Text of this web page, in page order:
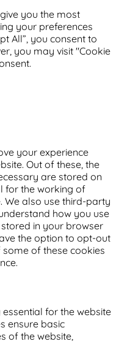
you the most
your preferences
All”, you consent to
you may visit "Cookie
your experience
Out of these, the
are stored on
for the working of
We also use third-party
how you use
in your browser
the option to opt-out
of these cookies
for the website
ensure basic
of the website,